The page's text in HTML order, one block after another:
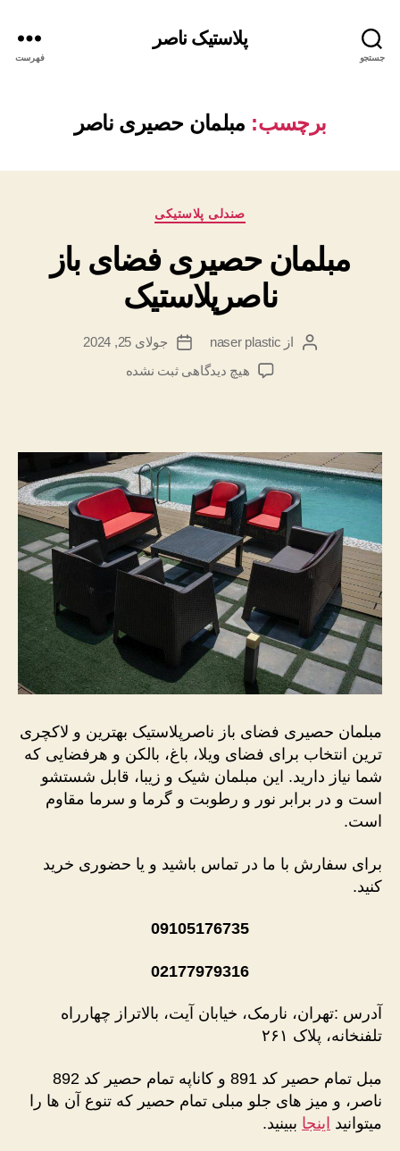
جستجو
پلاستیک ناصر
فهرست
برچسب: مبلمان حصیری ناصر
دسته‌ها
صندلی پلاستیکی
مبلمان حصیری فضای باز
ناصرپلاستیک
نویسنده
از naser plastic
تاریخجولای 25, 2024
هیچ دیدگاهیبرای
ناصرپلاستیک
ثبت نشده
مبلمان حصیری فضای باز ناصرپلاستیک بهترین و لاکچری
ترین انتخاب برای فضای ویلا، باغ، بالکن و هرفضایی که
شما نیاز دارید. این مبلمان شیک و زیبا، قابل شستشو
است و در برابر نور و رطوبت و گرما و سرما مقاوم
است.
برای سفارش با ما در تماس باشید و یا حضوری خرید
کنید.
09105176735
02177979316
آدرس :تهران، نارمک، خیابان آیت، بالاتراز چهارراه
تلفنخانه، پلاک ۲۶۱
مبل تمام حصیر کد 891 و کاناپه تمام حصیر کد 892
ناصر، و میز های جلو مبلی تمام حصیر که تنوع آن ها را
میتوانید اینجا ببینید.